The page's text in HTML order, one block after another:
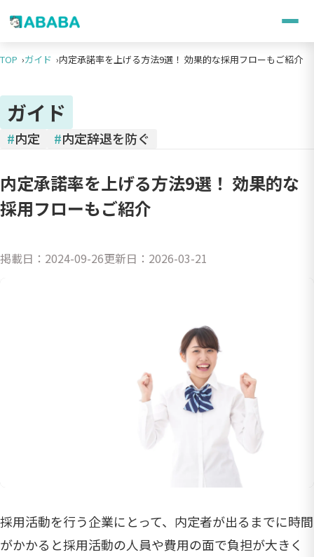
TOP ガイド 内定承諾率を上げる方法9選！ 効果的な採用フローもご紹介
ガイド
#内定 #内定辞退を防ぐ
内定承諾率を上げる方法9選！ 効果的な
採用フローもご紹介
掲載日： 2024-09-26更新日： 2026-03-21
採用活動を行う企業にとって、内定者が出るまでに時間
がかかると採用活動の人員や費用の面で負担が大きく